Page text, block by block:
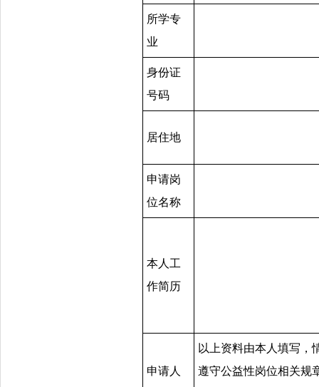
所学专
业
身份证
号码
居住地
申请岗
位名称
本人工
作简历
申请人
以上资料由本人填写，
遵守公益性岗位相关